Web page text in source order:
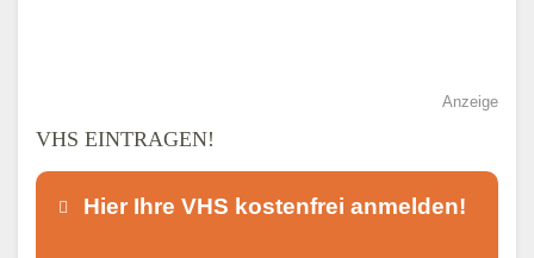
Anzeige
VHS EINTRAGEN!
Hier Ihre VHS kostenfrei anmelden!